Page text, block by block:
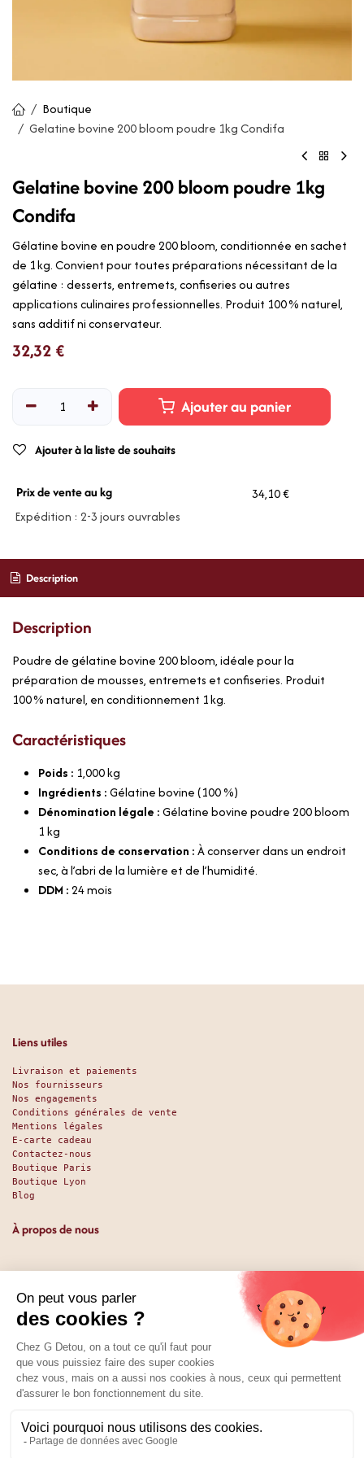
Prix :
Boutique
Gelatine bovine 200 bloom poudre 1kg Condifa
Gelatine bovine 200 bloom poudre 1kg
Condifa
Gélatine bovine en poudre 200 bloom, conditionnée en sachet
de 1 kg. Convient pour toutes préparations nécessitant de la
gélatine : desserts, entremets, confiseries ou autres
applications culinaires professionnelles. Produit 100 % naturel,
sans additif ni conservateur.
32,32 €
Ajouter au panier
Ajouter à la liste de souhaits
Prix de vente au kg
34,10 €
Expédition : 2-3 jours ouvrables
Description
Description
Poudre de gélatine bovine 200 bloom, idéale pour la
préparation de mousses, entremets et confiseries. Produit
100 % naturel, en conditionnement 1 kg.
Caractéristiques
Poids : 1,000kg
Ingrédients :Gélatine bovine (100 %)
Dénomination légale :Gélatine bovine poudre 200 bloom
1 kg
Conditions de conservation :À conserver dans un endroit
sec, à l’abri de la lumière et de l’humidité.
DDM :24 mois
Liens utiles
Livraison et paiements
Nos fournisseurs
Nos engagements
Conditions générales de vente
Mentions légales
E-carte cadeau
Contactez-nous
Boutique Paris
Boutique Lyon
Blog
À propos de nous
Depuis 1951, nous accueillons les gourmands et les gourmets
en leur promettant des produits de qualité au meilleur
prix. Que vous soyez des pros ou des particuliers, que vous
cherchiez du sucré ou du salé, nous avons sans doute ce
qu’il vous faut. Et même des choses que vous ne soupçonniez
pas. La boutique existe depuis 1951, la vente en ligne
depuis 2025.
01 89 70 34 50